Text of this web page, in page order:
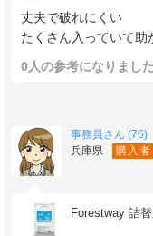
丈夫で破れにくい
たくさん入っていて助
0人の参考になりました
事務員さん (76)
兵庫県
購入者
Forestway 詰